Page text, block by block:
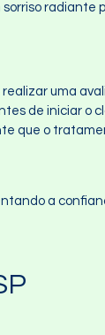
radiante
uma
de iniciar o
que o
a